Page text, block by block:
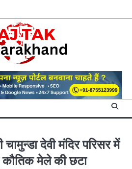
देवी मंदिर परिसर में
कौतिक मेले की छटा